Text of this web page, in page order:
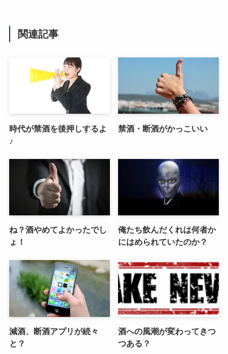
関連記事
時代が禁酒を後押しするよ
♪
禁酒・断酒がかっこいい
ね？酒やめてよかったでし
ょ！
俺たち飲んだくれは何者か
にはめられていたのか？
減酒、断酒アプリが続々
と？
酒への風潮が変わってきつ
つある？